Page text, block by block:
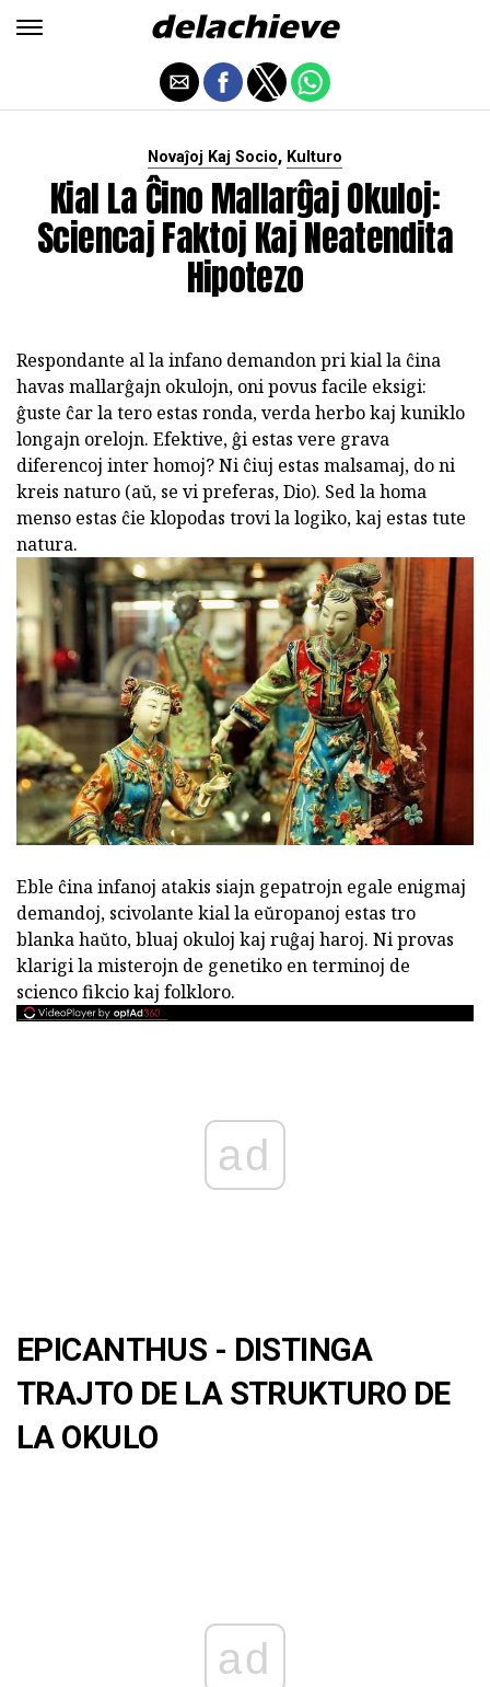
Novaĵoj Kaj Socio, Kulturo
Kial La Ĉino Mallarĝaj Okuloj:
Sciencaj Faktoj Kaj Neatendita
Hipotezo
Respondante al la infano demandon pri kial la ĉina
havas mallarĝajn okulojn, oni povus facile eksigi:
ĝuste ĉar la tero estas ronda, verda herbo kaj kuniklo
longajn orelojn. Efektive, ĝi estas vere grava
diferencoj inter homoj? Ni ĉiuj estas malsamaj, do ni
kreis naturo (aŭ, se vi preferas, Dio). Sed la homa
menso estas ĉie klopodas trovi la logiko, kaj estas tute
natura.
Eble ĉina infanoj atakis siajn gepatrojn egale enigmaj
demandoj, scivolante kial la eŭropanoj estas tro
blanka haŭto, bluaj okuloj kaj ruĝaj haroj. Ni provas
klarigi la misterojn de genetiko en terminoj de
scienco fikcio kaj folkloro.
ad
EPICANTHUS - DISTINGA
TRAJTO DE LA STRUKTURO DE
LA OKULO
ad